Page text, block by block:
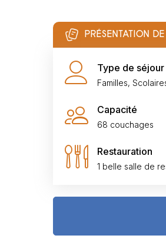
PRÉSENTATION DE
Type de séjour
Familles,
Capacité
68 couchages
Restauration
1 belle salle de